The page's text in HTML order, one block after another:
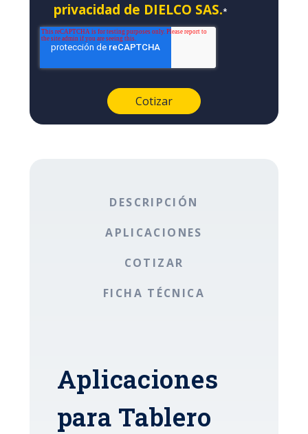
privacidad de DIELCO SAS.*
DESCRIPCIÓN
APLICACIONES
COTIZAR
FICHA TÉCNICA
Aplicaciones
para Tablero